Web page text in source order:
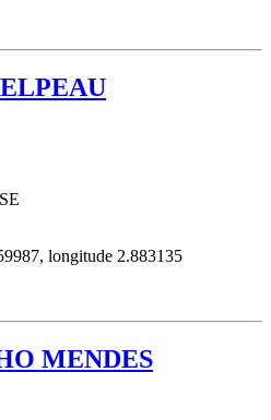
longitude 2.883135
MENDES